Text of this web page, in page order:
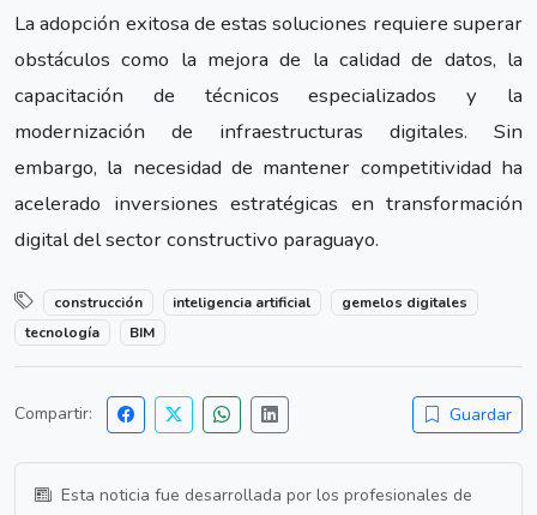
La adopción exitosa de estas soluciones requiere superar
obstáculos como la mejora de la calidad de datos, la
capacitación de técnicos especializados y la
modernización de infraestructuras digitales. Sin
embargo, la necesidad de mantener competitividad ha
acelerado inversiones estratégicas en transformación
digital del sector constructivo paraguayo.
construcción inteligencia artificial
gemelos digitales
tecnología
BIM
Compartir: Guardar
Esta noticia fue desarrollada por los profesionales de